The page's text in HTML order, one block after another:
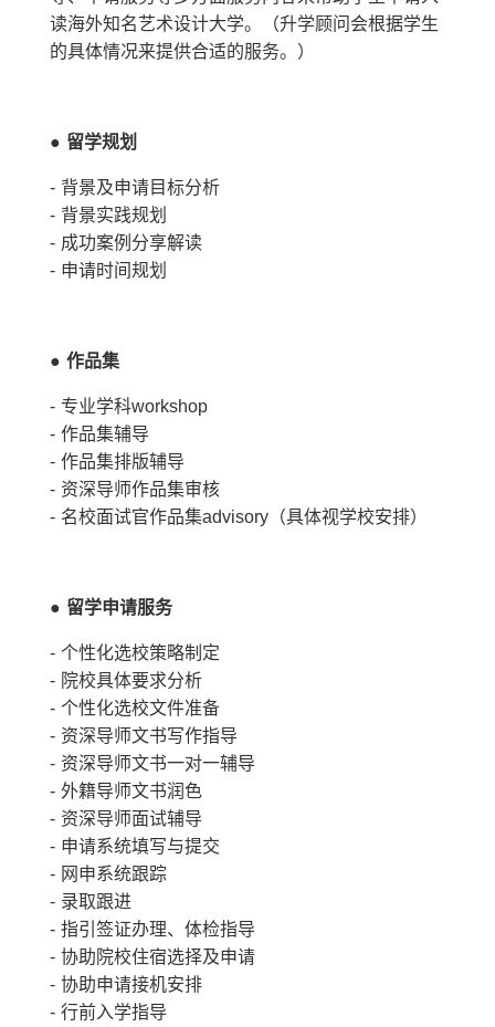
读海外知名艺术设计大学。（升学顾问会根据学生
的具体情况来提供合适的服务。）
● 留学规划
- 背景及申请目标分析
- 背景实践规划
- 成功案例分享解读
- 申请时间规划
● 作品集
- 专业学科workshop
- 作品集辅导
- 作品集排版辅导
- 资深导师作品集审核
- 名校面试官作品集advisory（具体视学校安排）
● 留学申请服务
- 个性化选校策略制定
- 院校具体要求分析
- 个性化选校文件准备
- 资深导师文书写作指导
- 资深导师文书一对一辅导
- 外籍导师文书润色
- 资深导师面试辅导
- 申请系统填写与提交
- 网申系统跟踪
- 录取跟进
- 指引签证办理、体检指导
- 协助院校住宿选择及申请
- 协助申请接机安排
- 行前入学指导